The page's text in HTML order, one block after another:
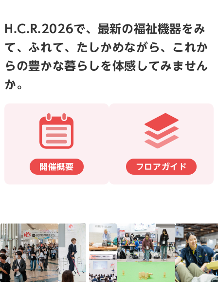
H.C.R.2026で、最新の福祉機器をみ
て、ふれて、たしかめながら、これか
らの豊かな暮らしを体感してみません
か。
開催概要 フロアガイド